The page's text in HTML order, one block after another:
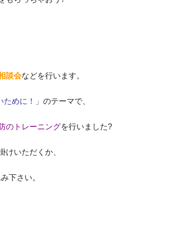
談会などを行います。
ために！」 のテーマで、
のトレーニングを行いました?
けいただくか、
下さい。